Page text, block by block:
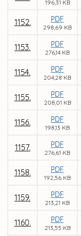
196,31 KB
1152. PDF
298,69 KB
1153. PDF
276,14 KB
1154. PDF
204,28 KB
1155. PDF
208,01 KB
1156. PDF
198,13 KB
1157. PDF
276,61 KB
1158. PDF
192,56 KB
1159. PDF
213,21 KB
1160. PDF
213,55 KB